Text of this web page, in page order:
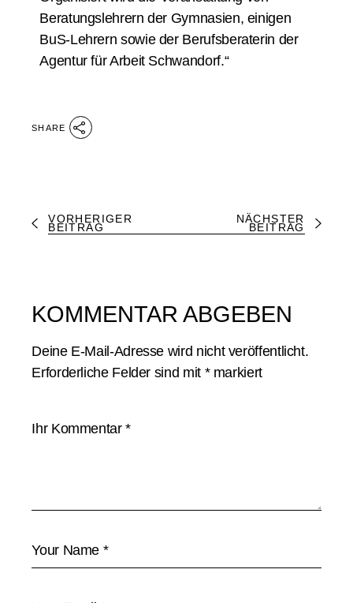
Beratungslehrern der Gymnasien, einigen
BuS-Lehrern sowie der Berufsberaterin der
Agentur für Arbeit Schwandorf.“
SHARE
VORHERIGER
BEITRAG
NÄCHSTER
BEITRAG
KOMMENTAR ABGEBEN
Deine E-Mail-Adresse wird nicht veröffentlicht.
Erforderliche Felder sind mit *markiert